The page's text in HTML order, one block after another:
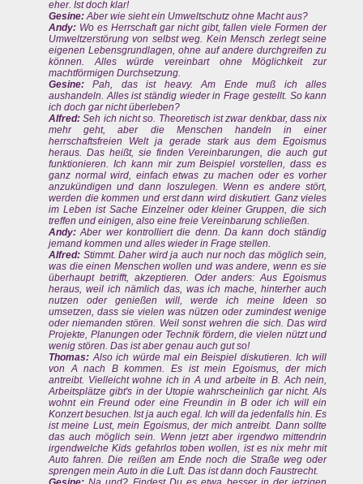
eher. Ist doch klar!
Gesine:Aber wie sieht ein Umweltschutz ohne Macht aus?
Andy: Wo es Herrschaft gar nicht gibt, fallen viele Formen der
Umweltzerstörung von selbst weg. Kein Mensch zerlegt seine
eigenen Lebensgrundlagen, ohne auf andere durchgreifen zu
können. Alles würde vereinbart ohne Möglichkeit zur
machtförmigen Durchsetzung.
Gesine: Pah, das ist heavy. Am Ende muß ich alles
aushandeln. Alles ist ständig wieder in Frage gestellt. So kann
ich doch gar nicht überleben?
Alfred: Seh ich nicht so. Theoretisch ist zwar denkbar, dass nix
mehr geht, aber die Menschen handeln in einer
herrschaftsfreien Welt ja gerade stark aus dem Egoismus
heraus. Das heißt, sie finden Vereinbarungen, die auch gut
funktionieren. Ich kann mir zum Beispiel vorstellen, dass es
ganz normal wird, einfach etwas zu machen oder es vorher
anzukündigen und dann loszulegen. Wenn es andere stört,
werden die kommen und erst dann wird diskutiert. Ganz vieles
im Leben ist Sache Einzelner oder kleiner Gruppen, die sich
treffen und einigen, also eine freie Vereinbarung schließen.
Andy: Aber wer kontrolliert die denn. Da kann doch ständig
jemand kommen und alles wieder in Frage stellen.
Alfred: Stimmt. Daher wird ja auch nur noch das möglich sein,
was die einen Menschen wollen und was andere, wenn es sie
überhaupt betrifft, akzeptieren. Oder anders: Aus Egoismus
heraus, weil ich nämlich das, was ich mache, hinterher auch
nutzen oder genießen will, werde ich meine Ideen so
umsetzen, dass sie vielen was nützen oder zumindest wenige
oder niemanden stören. Weil sonst wehren die sich. Das wird
Projekte, Planungen oder Technik fördern, die vielen nützt und
wenig stören. Das ist aber genau auch gut so!
Thomas: Also ich würde mal ein Beispiel diskutieren. Ich will
von A nach B kommen. Es ist mein Egoismus, der mich
antreibt. Vielleicht wohne ich in A und arbeite in B. Ach nein,
Arbeitsplätze gibt's in der Utopie wahrscheinlich gar nicht. Als
wohnt ein Freund oder eine Freundin in B oder ich will ein
Konzert besuchen. Ist ja auch egal. Ich will da jedenfalls hin. Es
ist meine Lust, mein Egoismus, der mich antreibt. Dann sollte
das auch möglich sein. Wenn jetzt aber irgendwo mittendrin
irgendwelche Kids gefahrlos toben wollen, ist es nix mehr mit
Auto fahren. Die reißen am Ende noch die Straße weg oder
sprengen mein Auto in die Luft. Das ist dann doch Faustrecht.